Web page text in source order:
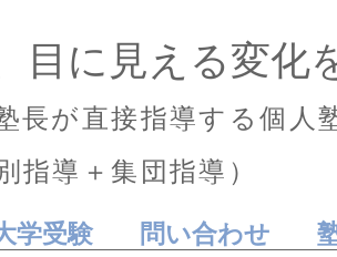
目に見える変化
長が直接指導する個人
指導＋集団指導）
学受験 問い合わせ